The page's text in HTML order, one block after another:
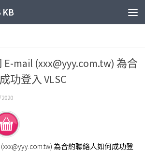
KB
E-mail (xxx@yyy.com.tw) 為合
功登入 VLSC
(xxx@yyy.com.tw) 為合約聯絡人如何成功登